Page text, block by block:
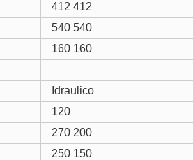
412 412
540 540
160 160
Idraulico
120
270 200
250 150